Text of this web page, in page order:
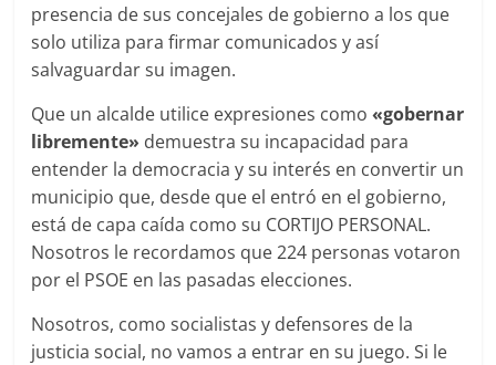
presencia de sus concejales de gobierno a los que
solo utiliza para firmar comunicados y así
salvaguardar su imagen.
Que un alcalde utilice expresiones como «gobernar
libremente» demuestra su incapacidad para
entender la democracia y su interés en convertir un
municipio que, desde que el entró en el gobierno,
está de capa caída como su CORTIJO PERSONAL.
Nosotros le recordamos que 224 personas votaron
por el PSOE en las pasadas elecciones.
Nosotros, como socialistas y defensores de la
justicia social, no vamos a entrar en su juego. Si le